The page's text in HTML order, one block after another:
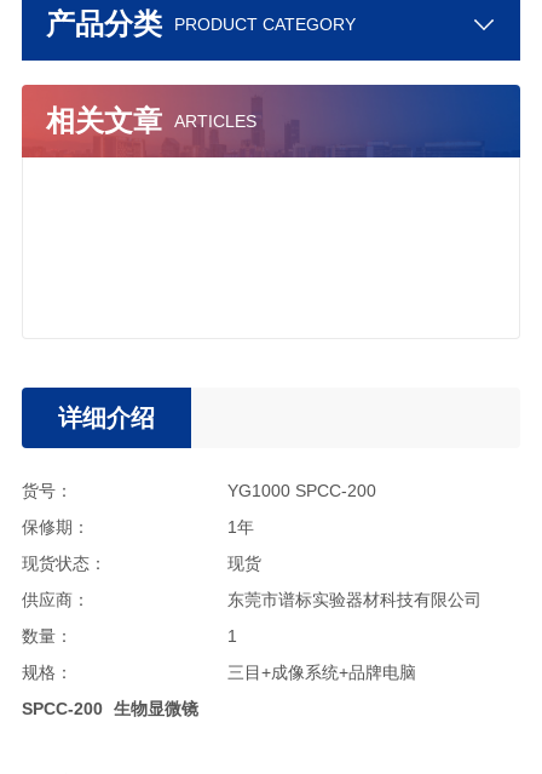
产品分类 PRODUCT CATEGORY
相关文章 ARTICLES
详细介绍
货号：
YG1000 SPCC-200
保修期：
1年
现货状态：
现货
供应商：
东莞市谱标实验器材科技有限公司
数量：
1
规格：
三目+成像系统+品牌电脑
SPCC-200 生物显微镜